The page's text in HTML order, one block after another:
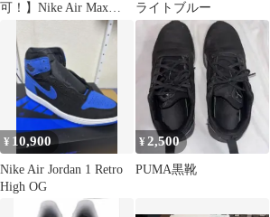
可！】Nike Air Max
ライトブルー
¥ 10,900
Nike Air Jordan 1 Retro
High OG
¥2,500
PUMA黒靴